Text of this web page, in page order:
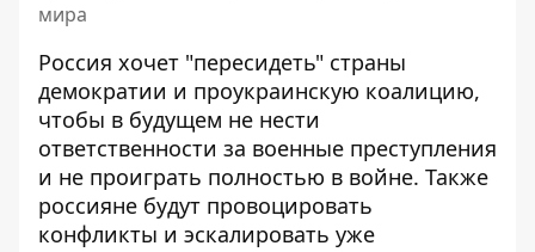
мира
Россия хочет "пересидеть" страны
демократии и проукраинскую коалицию,
чтобы в будущем не нести
ответственности за военные преступления
и не проиграть полностью в войне. Также
россияне будут провоцировать
конфликты и эскалировать уже